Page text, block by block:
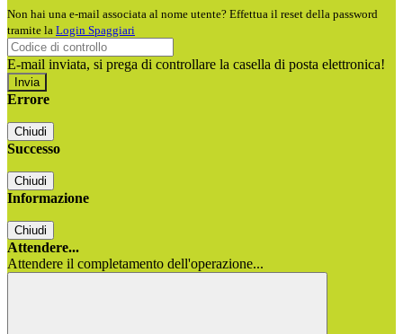
Non hai una e-mail associata al nome utente? Effettua il reset della password
tramite la Login Spaggiari
E-mail inviata, si prega di controllare la casella di posta elettronica!
Errore
Chiudi
Successo
Chiudi
Informazione
Chiudi
Attendere...
Attendere il completamento dell'operazione...